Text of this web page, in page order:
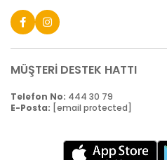
MÜŞTERİ DESTEK HATTI
Telefon No: 444 30 79
E-Posta: [email protected]